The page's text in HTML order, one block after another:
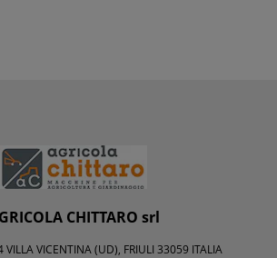
CHITTARO srl
VILLA VICENTINA (UD), FRIULI 33059 ITALIA